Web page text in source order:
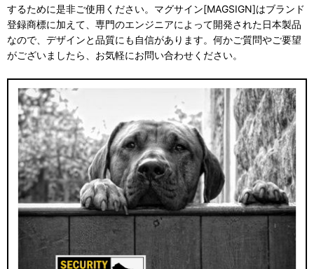
するために是非ご使用ください。マグサイン[MAGSIGN]はブランド
登録商標に加えて、専門のエンジニアによって開発された日本製品
なので、デザインと品質にも自信があります。何かご質問やご要望
がございましたら、お気軽にお問い合わせください。